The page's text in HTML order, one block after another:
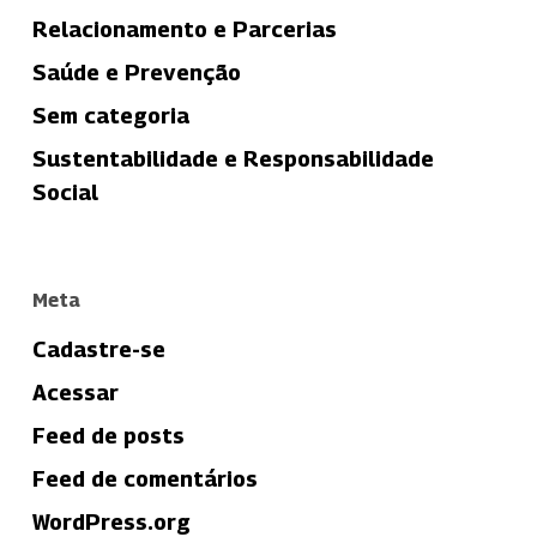
Relacionamento e Parcerias
Saúde e Prevenção
Sem categoria
Sustentabilidade e Responsabilidade
Social
Meta
Cadastre-se
Acessar
Feed de posts
Feed de comentários
WordPress.org